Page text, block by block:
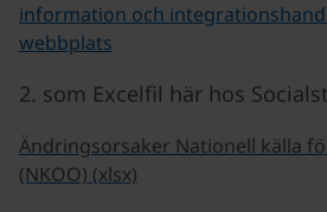
information och
webbplats
2. som Excelfil här hos
Ändringsorsaker Nationell källa
(NKOO) (xlsx)